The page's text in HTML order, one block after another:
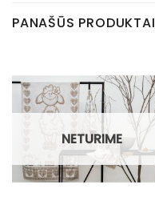
PANAŠŪS PRODUKTAI
NETURIME